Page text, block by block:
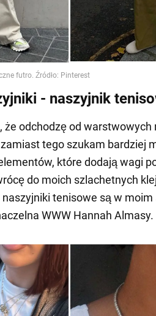
- naszyjnik
że odchodzę od
zamiast tego szukam bardziej
które dodają wagi
do moich szlachetnych
tenisowe są w moim
WWW Hannah Almasy.